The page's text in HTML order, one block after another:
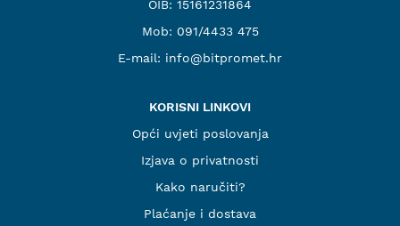
OIB: 15161231864
Mob: 091/4433 475
E-mail: info@bitpromet.hr
KORISNI LINKOVI
Opći uvjeti poslovanja
Izjava o privatnosti
Kako naručiti?
Plaćanje i dostava